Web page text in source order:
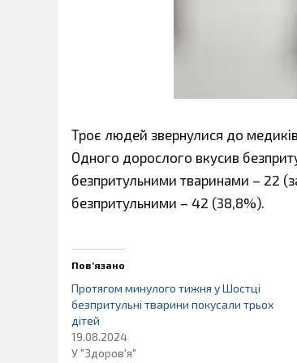
Троє людей звернулися до
Одного дорослого вкусив
безпритульними тваринами – 22
безпритульними – 42 (38,8%).
Пов’язано
Протягом минулого тижня у Шостці
безпритульні тварини покусали трьох
дітей
19.08.2024
У "Здоров'я"